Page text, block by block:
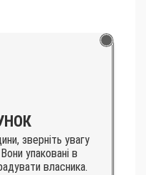
зверніть увагу
упаковані в
власника.